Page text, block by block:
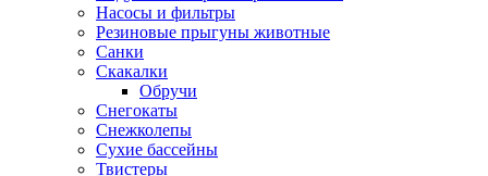
Насосы и фильтры
Резиновые прыгуны животные
Санки
Скакалки
Обручи
Снегокаты
Снежколепы
Сухие бассейны
Твистеры